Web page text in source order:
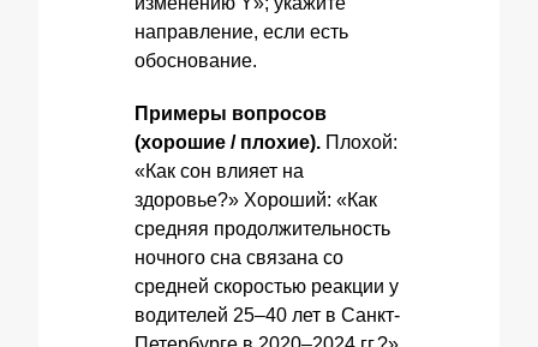
направление, если есть
обоснование.
Примеры вопросов
(хорошие / плохие). Плохой:
«Как сон влияет на
здоровье?» Хороший: «Как
средняя продолжительность
ночного сна связана со
средней скоростью реакции у
водителей 25–40 лет в Санкт-